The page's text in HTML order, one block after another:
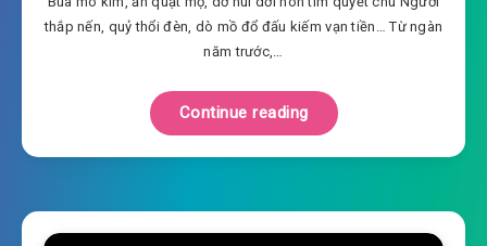
thắp nến, quỷ thổi đèn, dò mồ đổ đấu kiếm vạn tiền… Từ ngàn
năm trước,…
Continue reading